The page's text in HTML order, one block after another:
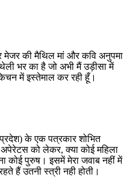
मेजर की मैथिल मां और कवि अनुपमा
भर का है जो अभी मैं उड़ीसा में
में इस्तेमाल कर रही हूँ।
प्रदेश) के एक पत्रकार शोभित
को लेकर, क्या कोई महिला
कोई पुरुष। इसमें मेरा जवाब नहीं में
हैं उतनी स्त्री नही होती।